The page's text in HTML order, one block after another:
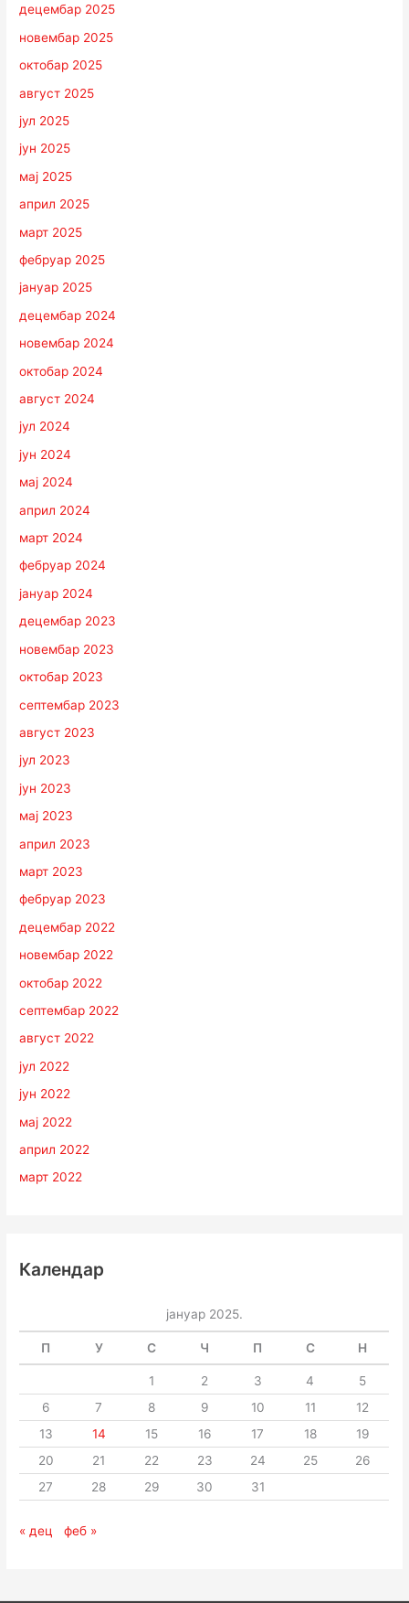
децембар 2025
новембар 2025
октобар 2025
август 2025
јул 2025
јун 2025
мај 2025
април 2025
март 2025
фебруар 2025
јануар 2025
децембар 2024
новембар 2024
октобар 2024
август 2024
јул 2024
јун 2024
мај 2024
април 2024
март 2024
фебруар 2024
јануар 2024
децембар 2023
новембар 2023
октобар 2023
септембар 2023
август 2023
јул 2023
јун 2023
мај 2023
април 2023
март 2023
фебруар 2023
децембар 2022
новембар 2022
октобар 2022
септембар 2022
август 2022
јул 2022
јун 2022
мај 2022
април 2022
март 2022
Календар
јануар 2025.
П У С Ч П С Н
1 2 3 4
5
6
7 8 9 10 11
12
13
14 15 16 17 18
19
20
21 22 23 24 25
26
27
28 29 30 31
« дец феб »